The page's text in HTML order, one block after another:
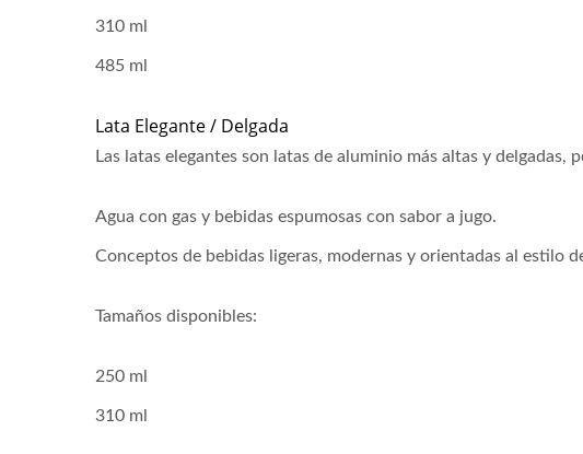
310 ml
485 ml
Lata Elegante / Delgada
Las latas elegantes son latas de aluminio más altas y delgadas,
Agua con gas y bebidas espumosas con sabor a jugo.
Conceptos de bebidas ligeras, modernas y orientadas al estilo
Tamaños disponibles:
250 ml
310 ml